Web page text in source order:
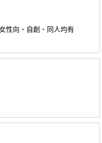
性向、自創、同人均有